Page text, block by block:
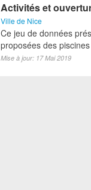
Activités et
Ville de Nice
Ce jeu de données
proposées des
Mise à jour: 17 Mai 2019